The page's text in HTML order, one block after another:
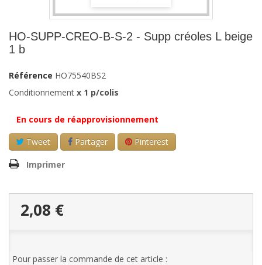
HO-SUPP-CREO-B-S-2 - Supp créoles L beige
1 b
Référence HO75540BS2
Conditionnement x 1 p/colis
En cours de réapprovisionnement
Tweet
Partager Pinterest
Imprimer
2,08 €
Pour passer la commande de cet article :